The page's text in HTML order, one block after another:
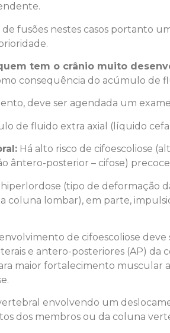
fusões nestes casos portanto
tem o crânio muito
consequência do acúmulo
deve ser agendada um
de fluido extra axial (líquido
Há alto risco de cifoescoliose
ântero-posterior – cifose)
(tipo de deformação
coluna lombar), em parte,
de cifoescoliose
e antero-posteriores (AP)
maior fortalecimento muscular
envolvendo um
dos membros ou da coluna